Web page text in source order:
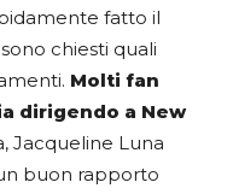
fatto il
chiesti quali
Molti fan
dirigendo a New
Jacqueline Luna
buon rapporto